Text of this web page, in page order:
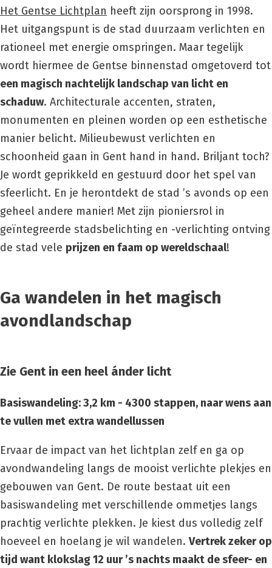
Het Gentse Lichtplan heeft zijn oorsprong in 1998.
Het uitgangspunt is de stad duurzaam verlichten en
rationeel met energie omspringen. Maar tegelijk
wordt hiermee de Gentse binnenstad omgetoverd tot
een magisch nachtelijk landschap van licht en
schaduw. Architecturale accenten, straten,
monumenten en pleinen worden op een esthetische
manier belicht. Milieubewust verlichten en
schoonheid gaan in Gent hand in hand. Briljant toch?
Je wordt geprikkeld en gestuurd door het spel van
sfeerlicht. En je herontdekt de stad ’s avonds op een
geheel andere manier! Met zijn pioniersrol in
geïntegreerde stadsbelichting en -verlichting ontving
de stad vele prijzen en faam op wereldschaal!
Ga wandelen in het magisch
avondlandschap
Zie Gent in een heel ánder licht
Basiswandeling: 3,2 km - 4300 stappen, naar wens aan
te vullen met extra wandellussen
Ervaar de impact van het lichtplan zelf en ga op
avondwandeling langs de mooist verlichte plekjes en
gebouwen van Gent. De route bestaat uit een
basiswandeling met verschillende ommetjes langs
prachtig verlichte plekken. Je kiest dus volledig zelf
hoeveel en hoelang je wil wandelen. Vertrek zeker op
tijd want klokslag 12 uur ’s nachts maakt de sfeer- en